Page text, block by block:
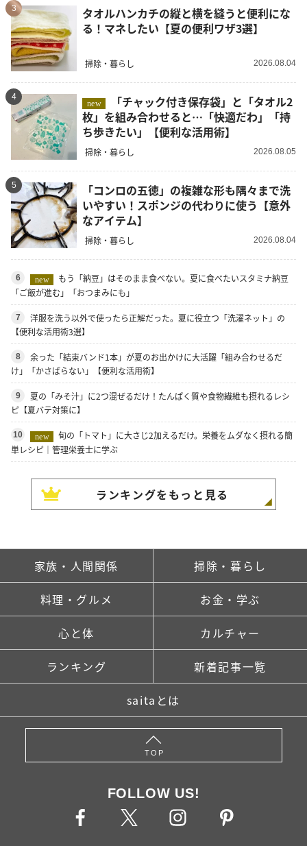
3
タオルハンカチの縦と横を縫うと便利にな
る！マネしたい【夏の便利ワザ3選】
掃除・暮らし 2026.08.04
4
new
枚」を組み合わせると…「快適だわ」「持
ち歩きたい」【便利な活用術】
掃除・暮らし 2026.08.05
5
「コンロの五徳」の複雑な形も隅々まで洗
いやすい！スポンジの代わりに使う【意外
なアイテム】
掃除・暮らし 2026.08.04
6 new
もう「納豆」はそのまま食べない。夏に食べたいスタミナ納豆
「ご飯が進む」「おつまみにも」
7
洋服を洗う以外で使ったら正解だった。夏に役立つ「洗濯ネット」の
【便利な活用術3選】
8
余った「結束バンド1本」が夏のお出かけに大活躍「組み合わせるだ
け」「かさばらない」【便利な活用術】
9
夏の「みそ汁」に2つ混ぜるだけ！たんぱく質や食物繊維も摂れるレシ
ピ【夏バテ対策に】
10 new
旬の「トマト」に大さじ2加えるだけ。栄養をムダなく摂れる簡
単レシピ｜管理栄養士に学ぶ
ランキングをもっと見る
家族・人間関係 掃除・暮らし
料理・グルメ お金・学ぶ
心と体 カルチャー
ランキング 新着記事一覧
saitaとは
TOP
FOLLOW US!